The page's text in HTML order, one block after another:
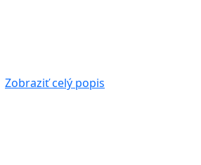
Zobraziť celý popis